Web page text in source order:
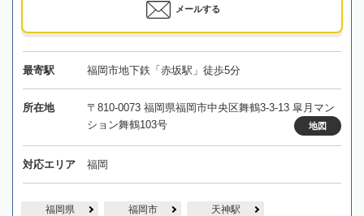
メールする
最寄駅 福岡市地下鉄「赤坂駅」徒歩5分
所在地
〒810-0073 福岡県福岡市中央区舞鶴3-3-13 皐月マン
ション舞鶴103号
地図
対応エリア 福岡
福岡県 福岡市 天神駅